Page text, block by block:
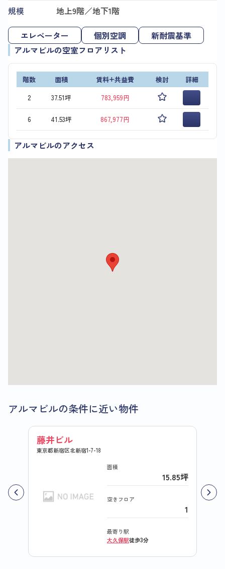
規模
地上9階／地下1階
エレベーター 個別空調
新耐震基準
アルマビルの空室フロアリスト
階数 面積 賃料+共益費 検討
詳細
2
37.51坪 783,959円
6 41.53坪 867,977円
アルマビルのアクセス
アルマビルの条件に近い物件
藤井ビル
東京都新宿区北新宿1-7-18
面積
15.85坪
空きフロア
1
最寄り駅
大久保駅徒歩3分